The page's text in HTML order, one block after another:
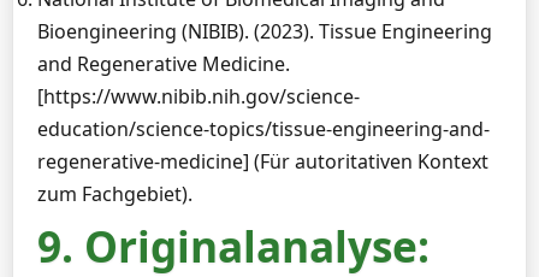
Bioengineering (NIBIB). (2023). Tissue Engineering
and Regenerative Medicine.
[https://www.nibib.nih.gov/science-
education/science-topics/tissue-engineering-and-
regenerative-medicine] (Für autoritativen Kontext
zum Fachgebiet).
9. Originalanalyse: